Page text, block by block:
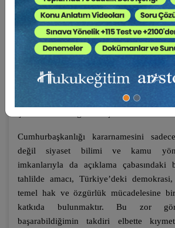
yürütmenin güdümü altına alınmıştır.
öğeleriyle yamalanarak iç tutarlılığına
1982 Anayasası’nın sağlıklı bir
üretmesi zorlaşmıştır.
2017 Anayasa değişiklikleriyle
yenilik, Cumhurbaşkanına belli
Anayasa’dan aldığı yetkiyle
Cumhurbaşkanlığı kararnamesini
değil siyaset bilimi ve kamu
imkanlarıyla da açıklama çabasındaki
tahlilde amacı, Türkiye’deki
temel hak ve özgürlük mücadelesine
katkıda bulunmaktır. Bu zor
başarabildiğimin takdiri elbette